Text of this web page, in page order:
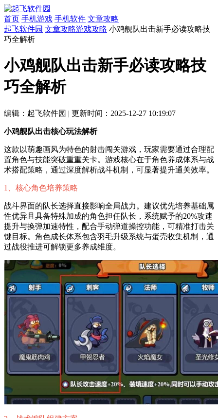
首页 手机游戏 手机软件 文章攻略
起飞软件园 文章攻略游戏攻略 小鸡舰队出击新手必读攻略技
巧全解析
小鸡舰队出击新手必读攻略技
巧全解析
编辑：起飞软件园 | 更新时间：2025-12-27 10:19:07
小鸡舰队出击核心玩法解析
这款以萌趣画风为特色的射击闯关游戏，玩家需要通过合理配
置角色与技能突破重重关卡。游戏核心在于角色养成体系与战
术搭配策略，通过深度解析战斗机制，可显著提升通关效率。
1、核心角色培养策略
战斗界面的队长选择直接影响全局战力。建议优先培养基础属
性优异且具备特殊加成的角色担任队长，系统赋予的20%攻速
提升与换弹加速特性，配合手动弹道操控功能，可精准打击关
键目标。角色成长体系包含羽毛升级系统与蛋壳收集机制，通
过战役推进可解锁更多养成维度。